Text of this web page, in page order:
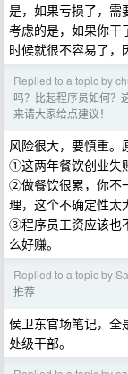
是，如果亏损了，需
考虑的是，如果你干
时候就很不容易了，
Replied to a topic by
吗？比起程序员如何？
来请大家给点建议！
风险很大，要慎重。
①这两年餐饮创业失
②做餐饮很累，你不
理，这个不确定性太
③程序员工资应该也
么好赚。
Replied to a topic by
推荐
侯卫东官场笔记，全
处级干部。